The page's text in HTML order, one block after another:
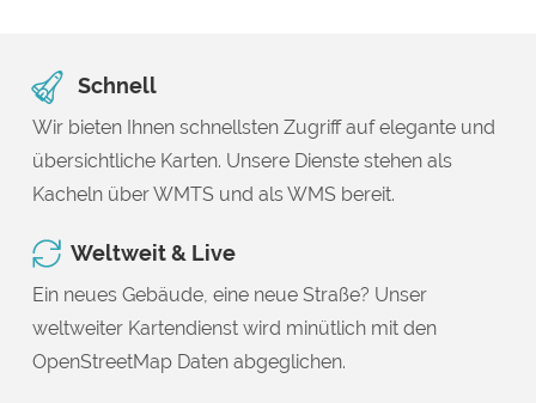
Schnell
Wir bieten Ihnen schnellsten Zugriff auf elegante und
übersichtliche Karten. Unsere Dienste stehen als
Kacheln über WMTS und als WMS bereit.
Weltweit & Live
Ein neues Gebäude, eine neue Straße? Unser
weltweiter Kartendienst wird minütlich mit den
OpenStreetMap Daten abgeglichen.